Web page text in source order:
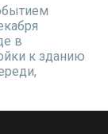
в
к зданию